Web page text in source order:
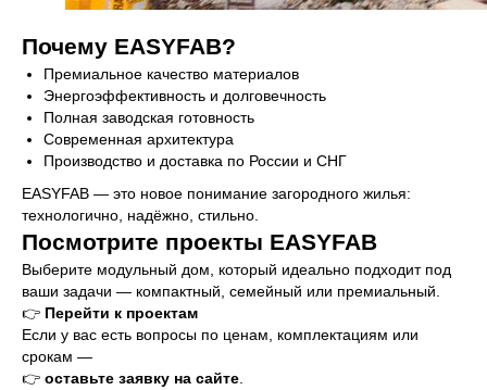
Почему EASYFAB?
Премиальное качество материалов
Энергоэффективность и долговечность
Полная заводская готовность
Современная архитектура
Производство и доставка по России и СНГ
EASYFAB — это новое понимание загородного жилья:
технологично, надёжно, стильно.
Посмотрите проекты EASYFAB
Выберите модульный дом, который идеально подходит под
ваши задачи — компактный, семейный или премиальный.
👉 Перейти к проектам
Если у вас есть вопросы по ценам, комплектациям или
срокам —
👉 оставьте заявку на сайте